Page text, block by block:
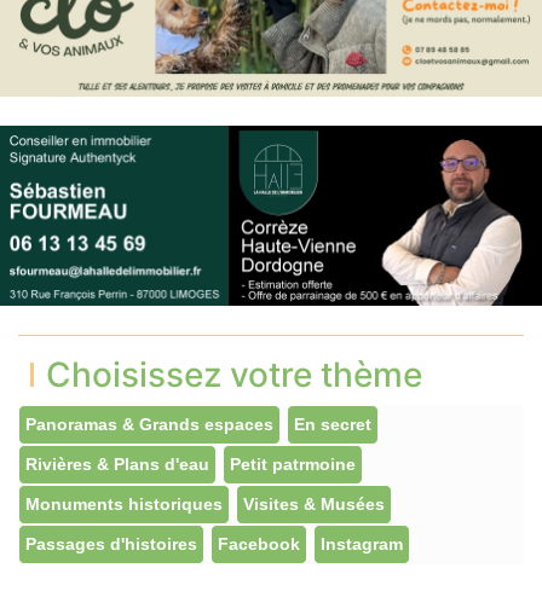
Choisissez votre thème
Panoramas & Grands espaces En secret
Rivières & Plans d'eau Petit patrmoine
Monuments historiques Visites & Musées
Passages d'histoires Facebook Instagram